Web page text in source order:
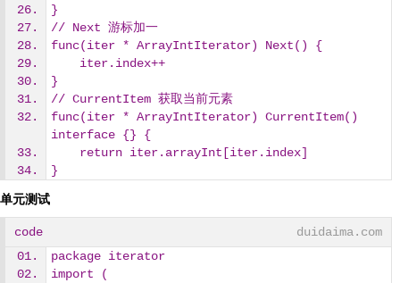
}
// Next 游标加一
func(iter * ArrayIntIterator) Next() {
    iter.index++
}
// CurrentItem 获取当前元素
func(iter * ArrayIntIterator) CurrentItem()
interface {} {
    return iter.arrayInt[iter.index]
}
单元测试
code
duidaima.com
package iterator
import (